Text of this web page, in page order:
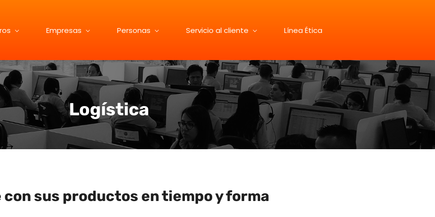
Empresas Personas Servicio al cliente Línea Ética
Logística
con sus productos en tiempo y forma